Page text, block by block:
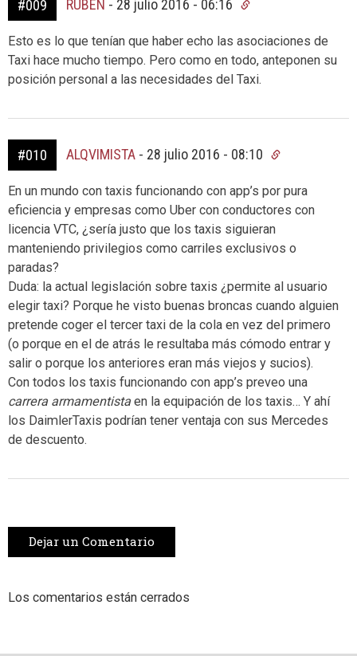
#009 RUBÉN - 28 julio 2016 - 06:16
Esto es lo que tenían que haber echo las asociaciones de
Taxi hace mucho tiempo. Pero como en todo, anteponen su
posición personal a las necesidades del Taxi.
#010 ALQVIMISTA - 28 julio 2016 - 08:10
En un mundo con taxis funcionando con app’s por pura
eficiencia y empresas como Uber con conductores con
licencia VTC, ¿sería justo que los taxis siguieran
manteniendo privilegios como carriles exclusivos o
paradas?
Duda: la actual legislación sobre taxis ¿permite al usuario
elegir taxi? Porque he visto buenas broncas cuando alguien
pretende coger el tercer taxi de la cola en vez del primero
(o porque en el de atrás le resultaba más cómodo entrar y
salir o porque los anteriores eran más viejos y sucios).
Con todos los taxis funcionando con app’s preveo una
carrera armamentistaen la equipación de los taxis… Y ahí
los DaimlerTaxis podrían tener ventaja con sus Mercedes
de descuento.
Dejar un Comentario
Los comentarios están cerrados